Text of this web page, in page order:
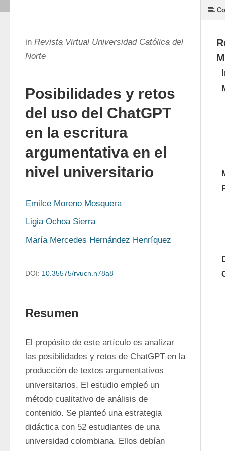
in Revista Virtual Universidad Católica del
Norte
Posibilidades y retos
del uso del ChatGPT
en la escritura
argumentativa en el
nivel universitario
Emilce Moreno Mosquera
Ligia Ochoa Sierra
María Mercedes Hernández Henríquez
DOI: 10.35575/rvucn.n78a8
Resumen
El propósito de este artículo es analizar
las posibilidades y retos de ChatGPT en la
producción de textos argumentativos
universitarios. El estudio empleó un
método cualitativo de análisis de
contenido. Se planteó una estrategia
didáctica con 52 estudiantes de una
universidad colombiana. Ellos debían